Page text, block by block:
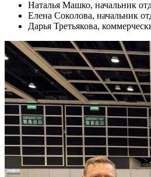
Наталья Машко, начальник
Елена Соколова, начальник
Дарья Третьякова,